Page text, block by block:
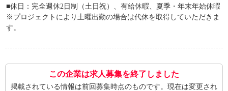
■休日：完全週休2日制（土日祝）、有給休暇、夏季・年末年始休暇
※プロジェクトにより土曜出勤の場合は代休を取得していただきま
す。
この企業は求人募集を終了しました
掲載されている情報は前回募集時点のものです。現在は変更され